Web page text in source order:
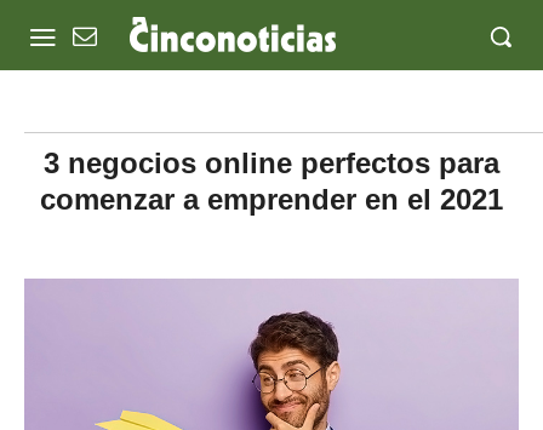
3 negocios online perfectos para
comenzar a emprender en el 2021